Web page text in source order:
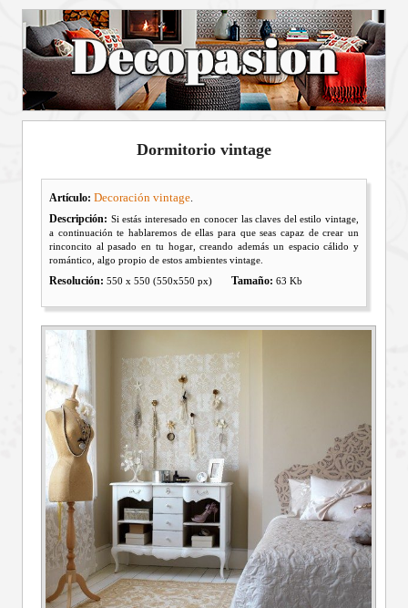
Dormitorio vintage
Artículo: Decoración vintage.
Descripción: Si estás interesado en conocer las claves del estilo vintage,
a continuación te hablaremos de ellas para que seas capaz de crear un
rinconcito al pasado en tu hogar, creando además un espacio cálido y
romántico, algo propio de estos ambientes vintage.
Resolución: 550 x 550 (550x550 px) Tamaño: 63 Kb